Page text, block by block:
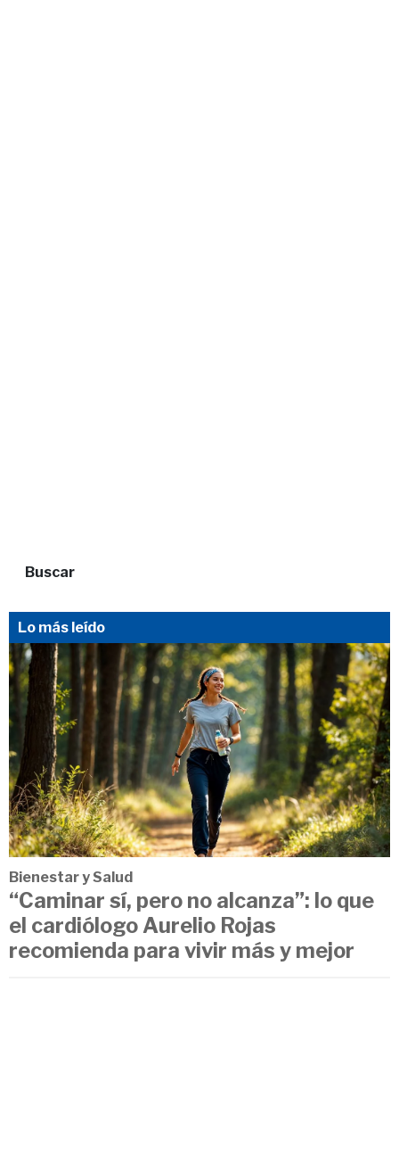
Buscar
Lo más leído
Bienestar y Salud
“Caminar sí, pero no alcanza”: lo que
el cardiólogo Aurelio Rojas
recomienda para vivir más y mejor